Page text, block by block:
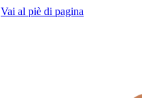
Vai al piè di pagina